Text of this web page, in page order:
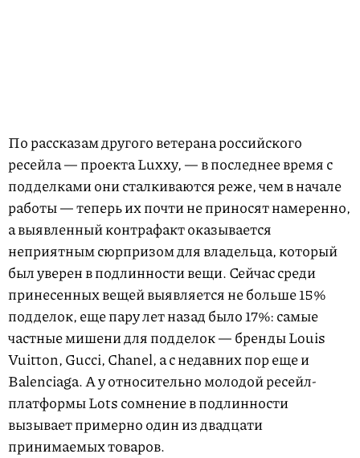
По рассказам другого ветерана российского
ресейла — проекта Luxxy, — в последнее время с
подделками они сталкиваются реже, чем в начале
работы — теперь их почти не приносят намеренно,
а выявленный контрафакт оказывается
неприятным сюрпризом для владельца, который
был уверен в подлинности вещи. Сейчас среди
принесенных вещей выявляется не больше 15%
подделок, еще пару лет назад было 17%: самые
частные мишени для подделок — бренды Louis
Vuitton, Gucci, Chanel, а с недавних пор еще и
Balenciaga. А у относительно молодой ресейл-
платформы Lots сомнение в подлинности
вызывает примерно один из двадцати
принимаемых товаров.